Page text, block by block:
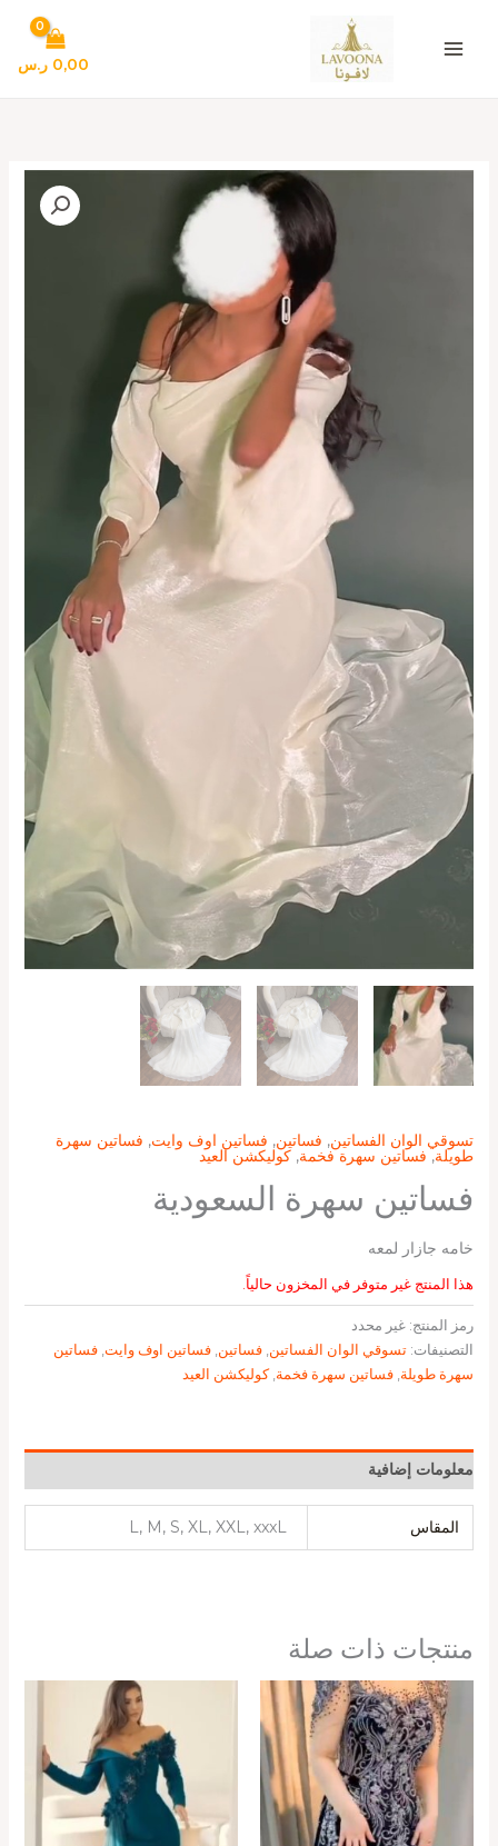
المحتوى
0,00 ر.س
تسوقي الوان الفساتين, فساتين, فساتين اوف وايت, فساتين سهرة
طويلة, فساتين سهرة فخمة, كوليكشن العيد
فساتين سهرة السعودية
خامه جازار لمعه
هذا المنتج غير متوفر في المخزون حالياً.
رمز المنتج: غير محدد
التصنيفات: تسوقي الوان الفساتين فساتين فساتين اوف وايت, فساتين
سهرة طويلة فساتين سهرة فخمة ,كوليكشن العيد
معلومات إضافية
المقاس L, M, S, XL, XXL, xxxL
منتجات ذات صلة